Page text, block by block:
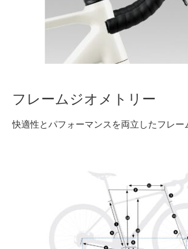
フレームジオメトリー
快適性とパフォーマンスを両立したフレー